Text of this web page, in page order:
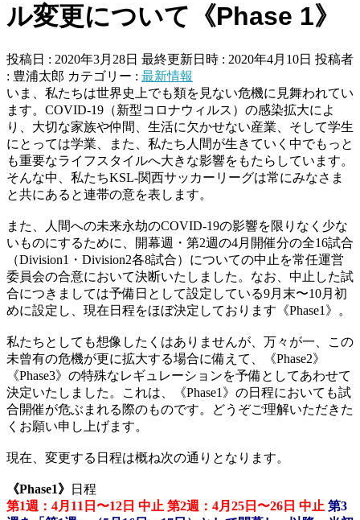
ル変更について《Phase 1》
投稿日 : 2020年3月28日 最終更新日時 : 2020年4月10日 投稿者
: 豊浦太郎 カテゴリー : 最新情報
いま、私たちは世界史上でも類を見ない危機に見舞われてい
ます。COVID-19（新型コロナウィルス）の感染拡大によ
り、大切な家族や仲間、生活に欠かせない産業、そして学生
にとっては学業、また、私たち人間が生きていく中でもっと
も重要なライフスタイルへ大きな影響をもたらしています。
そんな中、私たちKSL-関西サッカーリーグは常にみなさま
と共にあると連帯の意を表します。
また、人間への未来永劫のCOVID-19の影響を限りなく少な
いものにするために、開幕週・第2週の4月開催分の全16試合
（Division1・Division2各8試合）についての中止を常任運営
委員会の合意において決断いたしました。なお、中止した試
合につきましては予備日として設定している9月末〜10月初
めに設定し、現在日程をほぼ決定しております《Phase1》。
私たちとしても想像したくはありませんが、万々が一、この
未曾有の危機が更に拡大する場合に備えて、《Phase2》
《Phase3》の特殊なレギュレーションを予備としてあわせて
決定いたしました。これは、《Phase1》の日程においても試
合開催が危ぶまれる際のものです。どうぞご理解いただきた
くお願い申し上げます。
現在、変更する日程は概ね次の通りとなります。
《Phase1》
日程
第1週：4月11日〜12日 中止 第2週：4月25日〜26日 中止 第3